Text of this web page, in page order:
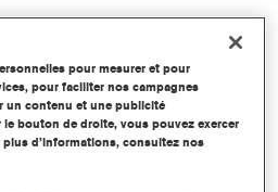
pour mesurer et pour
pour faciliter nos campagnes
un contenu et une publicité
bouton de droite, vous pouvez exercer
d’informations, consultez nos